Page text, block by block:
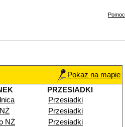
Pomoc
Pokaż na mapie
PRZESIADKI
Przesiadki
Przesiadki
NŻ
Przesiadki